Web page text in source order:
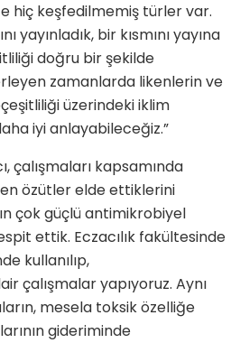
hiç keşfedilmemiş türler var.
yayınladık, bir kısmını yayına
doğru bir şekilde
zamanlarda likenlerin ve
üzerindeki iklim
iyi anlayabileceğiz.”
çalışmaları kapsamında
özütler elde ettiklerini
çok güçlü antimikrobiyel
ettik. Eczacılık fakültesinde
kullanılıp,
çalışmalar yapıyoruz. Aynı
mesela toksik özelliğe
gideriminde